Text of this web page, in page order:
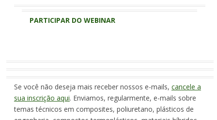
PARTICIPAR DO WEBINAR
Se você não deseja mais receber nossos e-mails, cancele a
sua inscrição aqui. Enviamos, regularmente, e-mails sobre
temas técnicos em composites, poliuretano, plásticos de